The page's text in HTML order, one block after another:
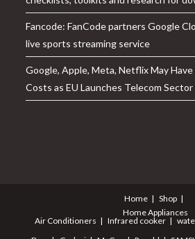
Fancode: FanCode partners Google
live sports streaming service
Google, Apple, Meta, Netflix May
Costs as EU Launches Telecom
Home
Shop
Home Appliances
Air Conditioners
Infrared cooker